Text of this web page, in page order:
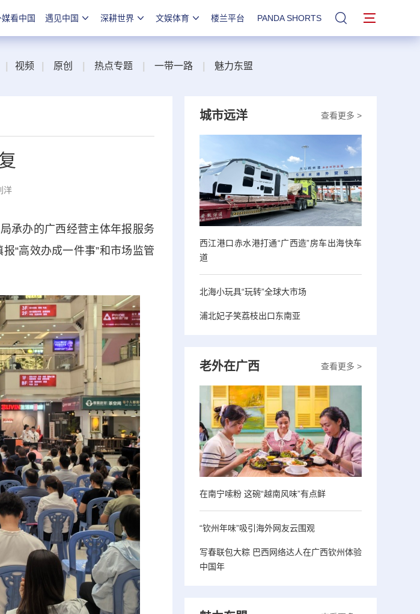
媒看中国 遇见中国 深耕世界 文娱体育 楼兰平台 PANDA SHORTS 站内搜索
视频 原创 热点专题 一带一路 魅力东盟
洋
承办的广西经营主体年报服务
报“高效办成一件事”和市场监管
查看更多 >
城市远洋
西江港口赤水港打通“广西造”房车出海快车
道
北海小玩具“玩转”全球大市场
浦北妃子笑荔枝出口东南亚
查看更多 >
老外在广西
在南宁嗦粉 这碗“越南风味”有点鲜
“钦州年味”吸引海外网友云围观
写春联包大粽 巴西网络达人在广西钦州体验
中国年